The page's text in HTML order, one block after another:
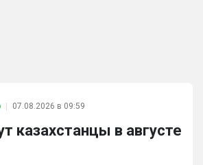
07.08.2026 в 09:59
казахстанцы в августе